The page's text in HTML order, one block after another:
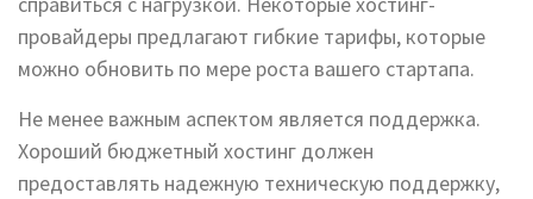
провайдеры предлагают гибкие тарифы, которые
можно обновить по мере роста вашего стартапа.
Не менее важным аспектом является поддержка.
Хороший бюджетный хостинг должен
предоставлять надежную техническую поддержку,